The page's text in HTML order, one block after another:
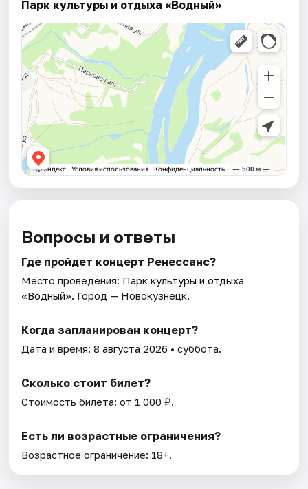
Парк культуры и отдыха «Водный»
Вопросы и ответы
Где пройдет концерт Ренессанс?
Место проведения: Парк культуры и отдыха
«Водный». Город — Новокузнецк.
Когда запланирован концерт?
Дата и время:8 августа 2026 • суббота.
Сколько стоит билет?
Стоимость билета: от 1 000 ₽.
Есть ли возрастные ограничения?
Возрастное ограничение: 18+.